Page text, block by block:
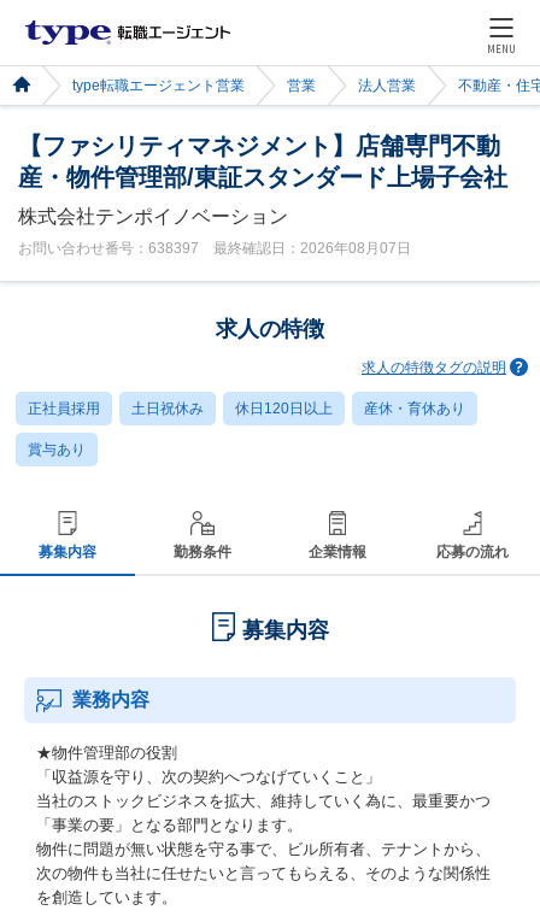
MENU
type転職エージェント営業 営業 法人営業 不動産・住
【ファシリティマネジメント】店舗専門不動
産・物件管理部/東証スタンダード上場子会社
株式会社テンポイノベーション
お問い合わせ番号：638397 最終確認日：2026年08月07日
求人の特徴
求人の特徴タグの説明
正社員採用 土日祝休み 休日120日以上 産休・育休あり
賞与あり
募集内容 勤務条件 企業情報 応募の流れ
募集内容
業務内容
★物件管理部の役割
「収益源を守り、次の契約へつなげていくこと」
当社のストックビジネスを拡大、維持していく為に、最重要かつ
「事業の要」となる部門となります。
物件に問題が無い状態を守る事で、ビル所有者、テナントから、
次の物件も当社に任せたいと言ってもらえる、そのような関係性
を創造しています。